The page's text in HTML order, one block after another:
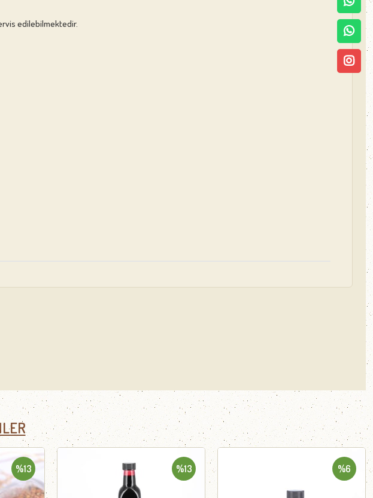
edilebilmektedir.
%13 %13 %6